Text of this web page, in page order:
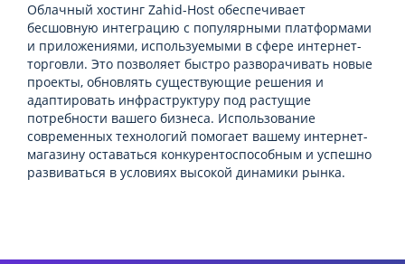
Облачный хостинг Zahid-Host обеспечивает
бесшовную интеграцию с популярными платформами
и приложениями, используемыми в сфере интернет-
торговли. Это позволяет быстро разворачивать новые
проекты, обновлять существующие решения и
адаптировать инфраструктуру под растущие
потребности вашего бизнеса. Использование
современных технологий помогает вашему интернет-
магазину оставаться конкурентоспособным и успешно
развиваться в условиях высокой динамики рынка.